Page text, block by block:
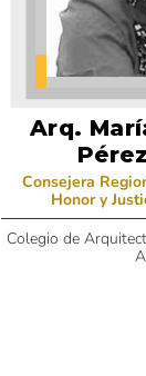
Arq.
Consejera
Honor y
Colegio de